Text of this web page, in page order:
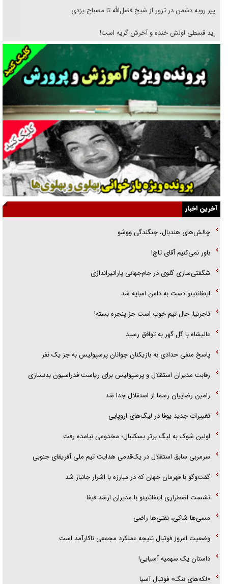
تغییر رویه دشمن در ترور از شیخ فضل‌الله تا مصباح یزدی
خرید قسطی اولش خنده و آخرش گریه است!
فوتبال و آن «بالا»!
راهبرد غافلگیری با نسل جدید پهپاد‌ها
جنجال پزشکان تقلبی در صنعت زیبایی
یهودی‌ها در ادبیات داستانی اروپا؛ از شکسپیر تا دیکنز
گفت‌وگو با خواهر یکی از شهدای جنگ رمضان/ خواهرم فرمانده جهادی و
اهل خدمت بی‌منت بود
جزئیات شکنجه‌هایم فراتر از آن است که در بیان بگنجد!
پلیس
آخرین اخبار
چالش‌های هندبال، جنگندگی ووشو
باور نمی‌کنیم آقای تاج!
شگفتی‌سازی گلوی در جام‌جهانی پاراتیراندازی
اینفانتینو دست به دامن امباپه شد
تاجرنیا: حال تیم خوب است جز پنجره بسته!
عالیشاه با گل گهر به توافق رسید
پاسخ منفی حدادی به بازیکنان جوانان پرسپولیس به جز یک نفر
رقابت مدیران استقلال و پرسپولیس برای ریاست فدراسیون بدنسازی
رامین رضاییان رسما از استقلال جدا شد
تغییرات جدید یوفا در لیگ‌های اروپایی
اولین شوک به لیگ برتر بسکتبال؛ مخدومی نیامده رفت
سرمربی سابق استقلال در یک‌قدمی هدایت تیم ملی آفریقای جنوبی
گفت‌وگو با قهرمان جهان که در مبارزه با اشرار جانباز شد
نشست اضطراری اینفانتینو با مدیران ارشد فیفا
مسی‌ها شاکی، نفتی‌ها راضی
وضعیت امروز فوتبال نتیجه عملکرد مجمعی ناکارآمد است
داستان یک سهمیه آسیایی!
«لکه‌های ننگ» فوتبال آسیا